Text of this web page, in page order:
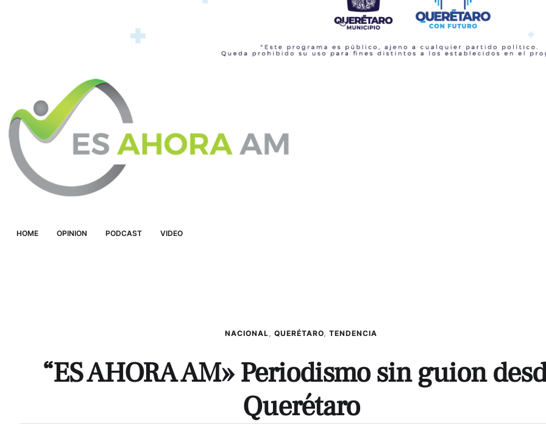
HOME OPINION PODCAST VIDEO
NACIONAL ,QUERÉTARO ,TENDENCIA
“ES AHORA AM» Periodismo sin guion
Querétaro